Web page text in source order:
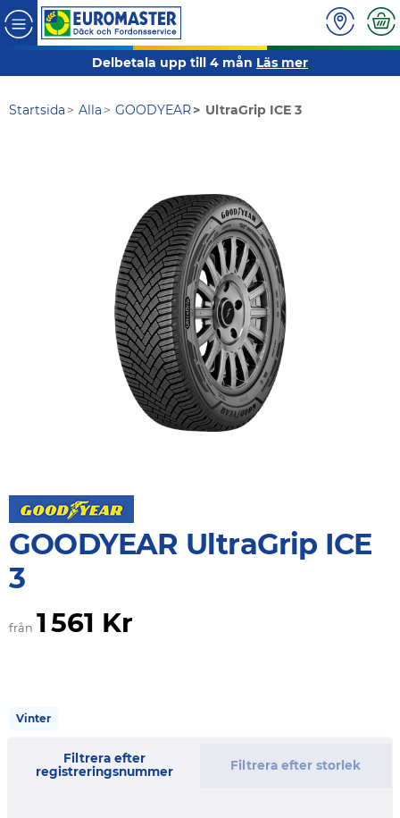
Delbetala upp till 4 mån Läs mer
Startsida Alla GOODYEAR UltraGrip ICE 3
GOODYEAR UltraGrip ICE
3
från 1 561 Kr
Vinter
Filtrera efter
registreringsnummer
Filtrera efter storlek